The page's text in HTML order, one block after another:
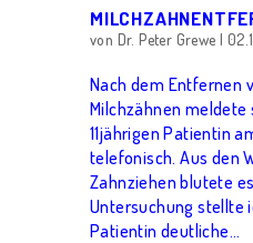
von Dr. Peter Grewe |
Nach dem Entfernen
Milchzähnen meldete
11jährigen Patientin
telefonisch. Aus den
Zahnziehen blutete
Untersuchung stellte
Patientin deutliche...